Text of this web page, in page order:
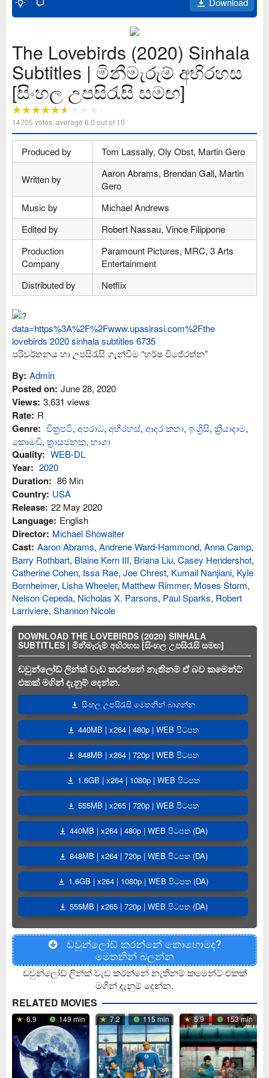
The Lovebirds (2020) Sinhala
Subtitles | මිනීමැරුම් අභිරහස
[සිංහල උපසිරැසි සමඟ]
14705 votes, average 6.0 out of 10
Produced by Tom Lassally, Oly Obst, Martin Gero
Written by
Aaron Abrams, Brendan Gall, Martin
Gero
Music by
Michael Andrews
Edited by
Robert Nassau, Vince Filippone
Production
Company
Paramount Pictures, MRC, 3 Arts
Entertainment
Distributed by
Netflix
පරිවර්තනය හා උපසිරැසි ගැන්වීම “හර්ෂ විජේරත්න”
By: Admin
Posted on: June 28, 2020
Views: 3,631 views
Rate: R
Genre: චිත්‍රපටි, අප‍රාධ, අභිරහස්, ආද‍ර කතා, ඉංග්‍රිසි, ක්‍රියාදාම,
කොමඩි, ත්‍රාසජනක, භාශා
Quality: WEB-DL
Year: 2020
Duration: 86 Min
Country: USA
Release: 22 May 2020
Language: English
Director: Michael Showalter
Cast: Aaron Abrams, Andrene Ward-Hammond, Anna Camp,
Barry Rothbart, Blaine Kern III, Briana Liu, Casey Hendershot,
Catherine Cohen, Issa Rae, Joe Chrest, Kumail Nanjiani, Kyle
Bornheimer, Lisha Wheeler, Matthew Rimmer, Moses Storm,
Nelson Cepeda, Nicholas X. Parsons, Paul Sparks, Robert
Larriviere, Shannon Nicole
DOWNLOAD THE LOVEBIRDS (2020) SINHALA
SUBTITLES | මිනීමැරුම් අභිරහස [සිංහල උපසිරැසි සමඟ]
ඩවුන්ලෝඩ් ලින්ක් වැඩ කරන්නේ නැතිනම් ඒ බව කමෙන්ට්
එකක් මගින් දැනුම් දෙන්න.
සිංහල උපසිරැසි මෙතනින් බාගන්න
440MB | x264 | 480p | WEB පිටපත
848MB | x264 | 720p | WEB පිටපත
1.6GB | x264 | 1080p | WEB පිටපත
555MB | x265 | 720p | WEB පිටපත
440MB | x264 | 480p | WEB පිටපත (DA)
848MB | x264 | 720p | WEB පිටපත (DA)
1.6GB | x264 | 1080p | WEB පිටපත (DA)
555MB | x265 | 720p | WEB පිටපත (DA)
ඩවුන්ලෝඩ් කරන්නේ කොහොමද?
මෙතනින් බලන්න
ඩවුන්ලෝඩ් ලින්ක් වැඩ කරන්නේ නැතිනම් කමෙන්ට් එකක්
මගින් දැනුම් දෙන්න.
RELATED MOVIES
6.9 149 min 7.2 115 min 5.9 153 min